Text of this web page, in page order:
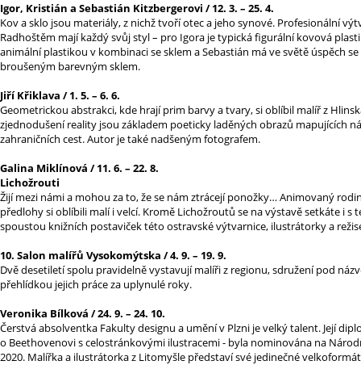
Igor, Kristián a Sebastián Kitzbergerovi / 12. 3. – 25. 4.
Kov a sklo jsou materiály, z nichž tvoří otec a jeho synové. Profesionální
Radhoštěm mají každý svůj styl – pro Igora je typická figurální kovová
animální plastikou v kombinaci se sklem a Sebastián má ve světě úspěch
broušeným barevným sklem.
Jiří Křiklava / 1. 5. – 6. 6.
Geometrickou abstrakci, kde hrají prim barvy a tvary, si oblíbil malíř z
zjednodušení reality jsou základem poeticky laděných obrazů mapujících
zahraničních cest. Autor je také nadšeným fotografem.
Galina Miklínová / 11. 6. – 22. 8.
Lichožrouti
Žijí mezi námi a mohou za to, že se nám ztrácejí ponožky… Animovaný
předlohy si oblíbili malí i velcí. Kromě Lichožroutů se na výstavě setkáte i s
spoustou knižních postaviček této ostravské výtvarnice, ilustrátorky a
10. Salon malířů Vysokomýtska / 4. 9. – 19. 9.
Dvě desetiletí spolu pravidelně vystavují malíři z regionu, sdružení pod
přehlídkou jejich práce za uplynulé roky.
Veronika Bílková / 24. 9. – 24. 10.
Čerstvá absolventka Fakulty designu a umění v Plzni je velký talent. Její
o Beethovenovi s celostránkovými ilustracemi - byla nominována na
2020. Malířka a ilustrátorka z Litomyšle představí své jedinečné